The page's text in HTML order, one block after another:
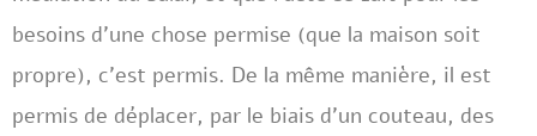
besoins d’une chose permise (que la maison soit
propre), c’est permis. De la même manière, il est
permis de déplacer, par le biais d’un couteau, des